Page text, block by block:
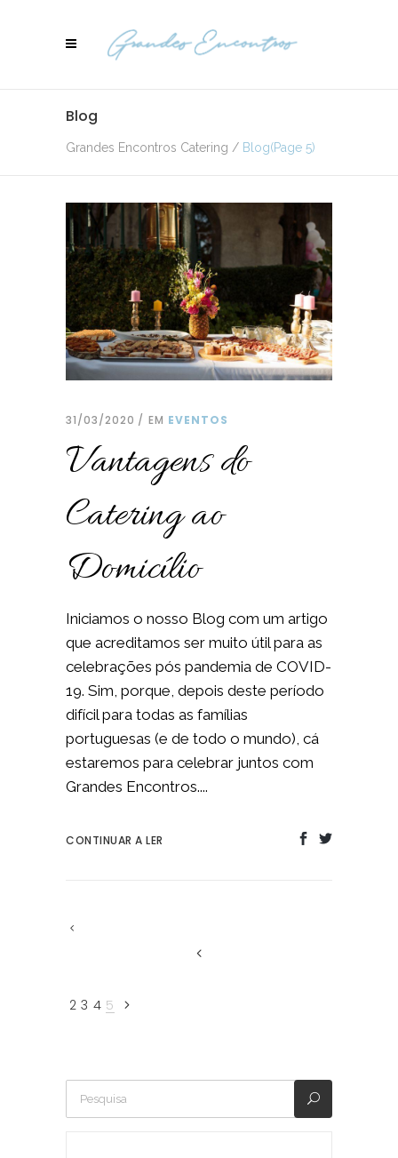
Blog
Grandes Encontros Catering / Blog(Page 5)
31/03/2020 EM EVENTOS
Vantagens do
Catering ao
Domicílio
Iniciamos o nosso Blog com um artigo
que acreditamos ser muito útil para as
celebrações pós pandemia de COVID-
19. Sim, porque, depois deste período
difícil para todas as famílias
portuguesas (e de todo o mundo), cá
estaremos para celebrar juntos com
Grandes Encontros....
CONTINUAR A LER
2 3 4 5